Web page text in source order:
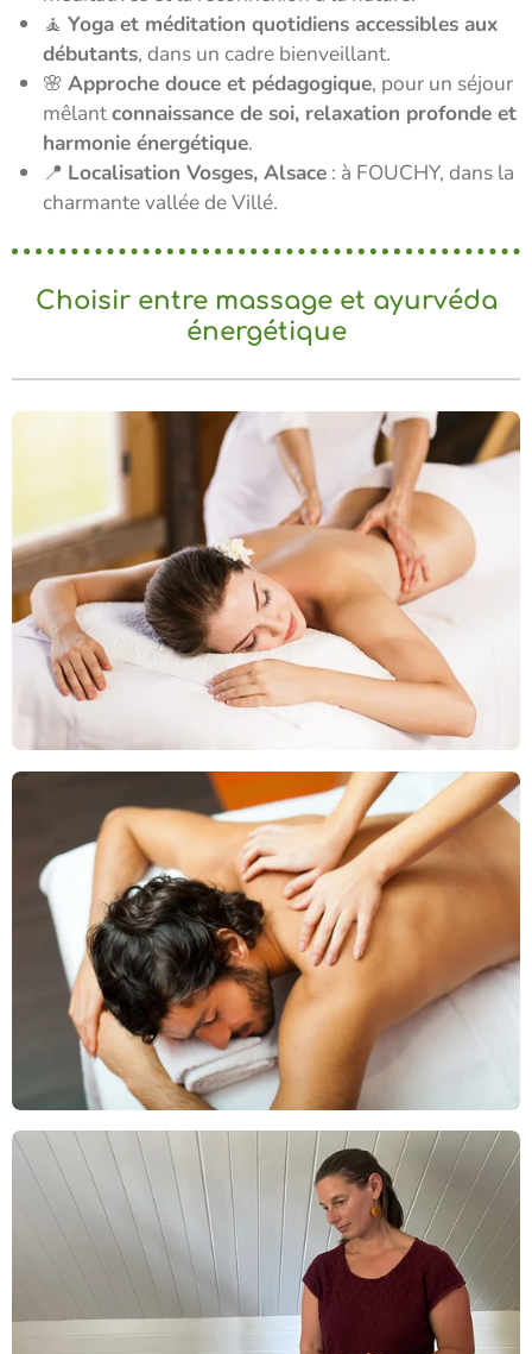
🧘 Yoga et méditation quotidiens accessibles aux
débutants, dans un cadre bienveillant.
🌸 Approche douce et pédagogique, pour un séjour
mêlantconnaissance de soi, relaxation profonde et
harmonie énergétique.
📍 Localisation Vosges, Alsace : à FOUCHY, dans la
charmante vallée de Villé.
Choisir entre massage et ayurvéda
énergétique